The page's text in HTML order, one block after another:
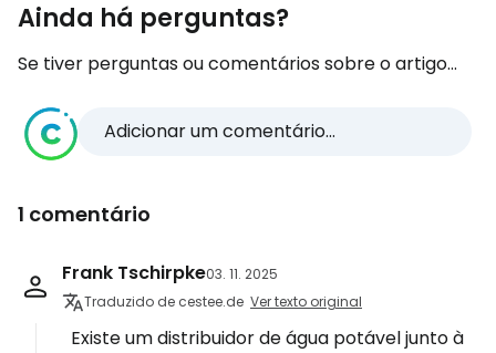
Ainda há perguntas?
Se tiver perguntas ou comentários sobre o artigo...
Adicionar um comentário...
1 comentário
Frank Tschirpke03. 11. 2025
Traduzido de cestee.de Ver texto original
Existe um distribuidor de água potável junto à